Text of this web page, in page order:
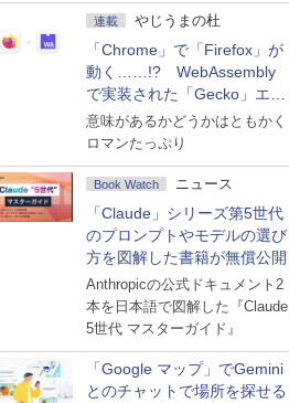
連載 やじうまの杜
「Chrome」で「Firefox」が
動く……!? WebAssembly
で実装された「Gecko」エン
ジン
意味があるかどうかはともかく
ロマンたっぷり
Book Watch ニュース
「Claude」シリーズ第5世代
のプロンプトやモデルの選び
方を図解した書籍が無償公開
Anthropicの公式ドキュメント2
本を日本語で図解した『Claude
5世代 マスターガイド』
「Google マップ」でGemini
とのチャットで場所を探せる